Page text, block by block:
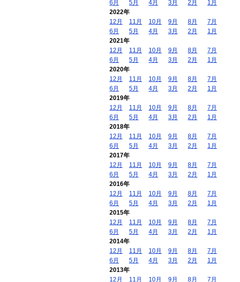
6月
5月 4月 3月 2月
1月
2022年
12月
11月 10月 9月 8月
7月
6月
5月 4月 3月 2月
1月
2021年
12月
11月 10月 9月 8月
7月
6月
5月 4月 3月 2月
1月
2020年
12月
11月 10月 9月 8月
7月
6月
5月 4月 3月 2月
1月
2019年
12月
11月 10月 9月 8月
7月
6月
5月 4月 3月 2月
1月
2018年
12月
11月 10月 9月 8月
7月
6月
5月 4月 3月 2月
1月
2017年
12月
11月 10月 9月 8月
7月
6月
5月 4月 3月 2月
1月
2016年
12月
11月 10月 9月 8月
7月
6月
5月 4月 3月 2月
1月
2015年
12月
11月 10月 9月 8月
7月
6月
5月 4月 3月 2月
1月
2014年
12月
11月 10月 9月 8月
7月
6月
5月 4月 3月 2月
1月
2013年
12月
11月 10月 9月 8月 7月